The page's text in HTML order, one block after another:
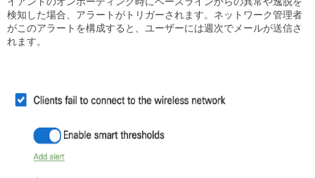
検知した場合、アラートがトリガーされます。ネットワーク管理者
がこのアラートを構成すると、ユーザーには週次でメールが送信さ
れます。